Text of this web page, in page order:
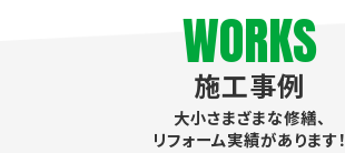
WORKS
施工事例
大小さまざまな修繕、
リフォーム実績があります！